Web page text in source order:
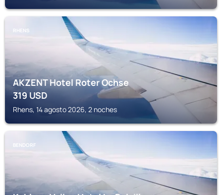
RHENS
AKZENT Hotel Roter Ochse
319USD
Rhens, 14 agosto 2026, 2 noches
BENDORF